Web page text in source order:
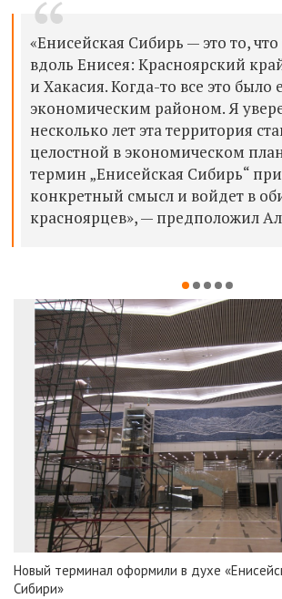
«Енисейская Сибирь — это то,
вдоль Енисея: Красноярский
и Хакасия.Когда-то все это
экономическим районом. Я
несколько лет эта территория
целостной в экономическом
термин „Енисейская Сибирь“
конкретный смысл и войдет в
красноярцев», — предположил
Новый терминал оформили в духе
Сибири»